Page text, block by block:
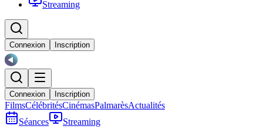
Streaming
Connexion Inscription
Connexion Inscription
FilmsCélébritésCinémasPalmarèsActualités
Séances
Streaming